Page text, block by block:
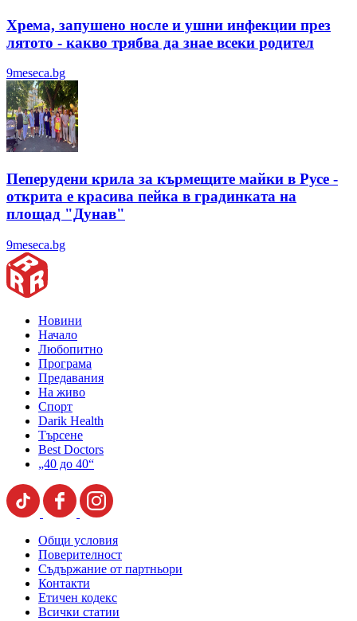
Хрема, запушено носле и ушни инфекции през
лятотo - какво трябва да знае всеки родител
9meseca.bg
Пеперудени крила за кърмещите майки в Русе -
открита е красива пейка в градинката на
площад "Дунав"
9meseca.bg
Новини
Начало
Любопитно
Програма
Предавания
На живо
Спорт
Darik Health
Търсене
Best Doctors
„40 до 40“
Общи условия
Поверителност
Съдържание от партньори
Контакти
Етичен кодекс
Всички статии